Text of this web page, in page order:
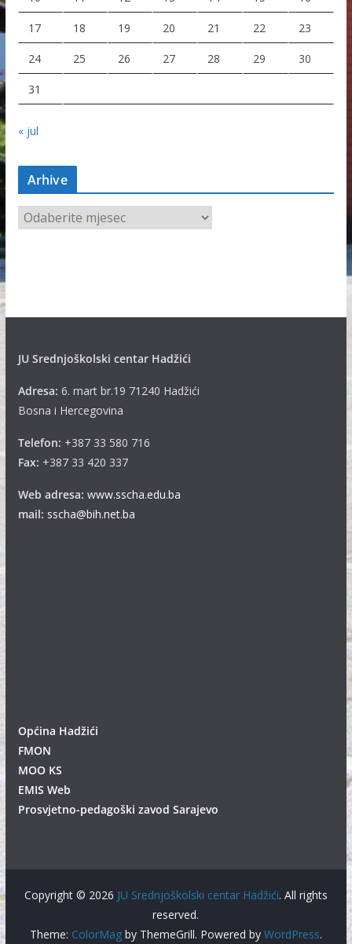
17 18 19 20 21 22 23
24 25 26 27 28 29 30
31
« jul
Arhive
A
r
JU Srednjoškolski centar Hadžići
Adresa: 6. mart br.19 71240 Hadžići
Bosna i Hercegovina
Telefon: +387 33 580 716
Fax: +387 33 420 337
Web adresa: www.sscha.edu.ba
mail: sscha@bih.net.ba
Općina Hadžići
FMON
MOO KS
EMIS Web
Prosvjetno-pedagoški zavod Sarajevo
Copyright © 2026 JU Srednjoškolski centar Hadžići. All rights
reserved.
Theme: ColorMagby ThemeGrill. Powered by WordPress.